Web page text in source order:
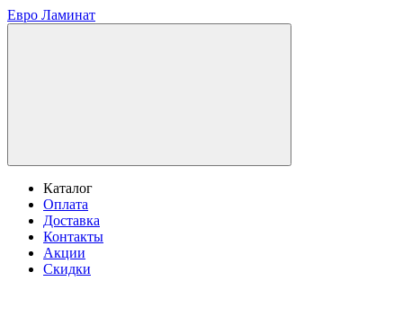
Евро Ламинат
Каталог
Оплата
Доставка
Контакты
Акции
Скидки